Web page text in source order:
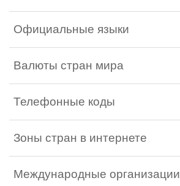
Официальные языки
Валюты стран мира
Телефонные коды
Зоны стран в интернете
Международные организации